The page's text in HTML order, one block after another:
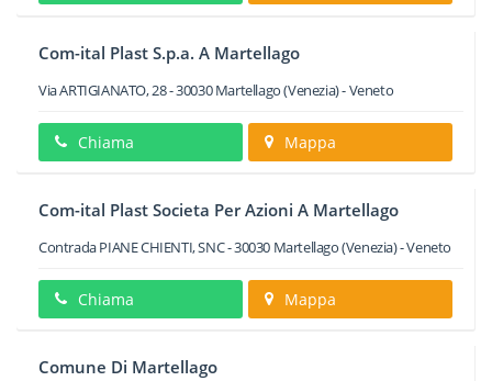
Com-ital Plast S.p.a. A Martellago
Via ARTIGIANATO, 28-30030 Martellago(Venezia) -Veneto
Chiama Mappa
Com-ital Plast Societa Per Azioni A Martellago
Contrada PIANE CHIENTI, SNC-30030 Martellago(Venezia) -Veneto
Chiama Mappa
Comune Di Martellago